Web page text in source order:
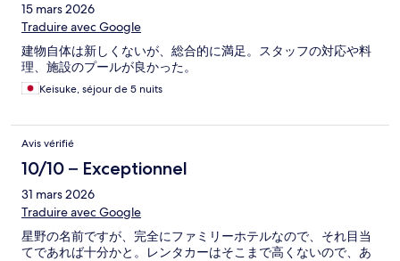
15 mars 2026
Traduire avec Google
建物自体は新しくないが、総合的に満足。スタッフの対応や料
理、施設のプールが良かった。
Keisuke, séjour de 5 nuits
Avis vérifié
10/10 – Exceptionnel
31 mars 2026
Traduire avec Google
星野の名前ですが、完全にファミリーホテルなので、それ目当
てであれば十分かと。レンタカーはそこまで高くないので、あ